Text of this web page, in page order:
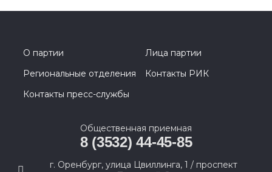
О партии
Лица партии
Региональные отделения
Контакты РИК
Контакты пресс-службы
Общественная приемная
8 (3532) 44-45-85
г. Оренбург, улица Цвиллинга, 1 / проспект